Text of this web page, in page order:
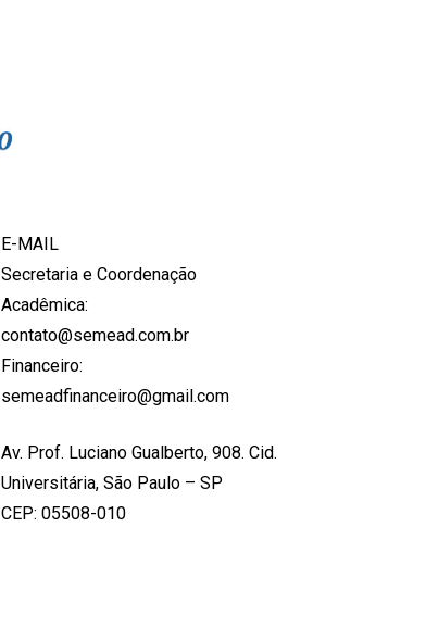
E-MAIL
Secretaria e Coordenação
Acadêmica:
contato@semead.com.br
Financeiro:
semeadfinanceiro@gmail.com
Av. Prof. Luciano Gualberto, 908. Cid.
Universitária, São Paulo – SP
CEP: 05508-010